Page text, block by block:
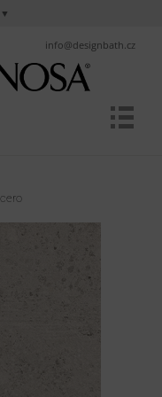
info@designbath.cz